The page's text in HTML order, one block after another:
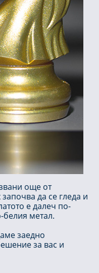
още от
да се гледа и
е далеч по-
белия метал.
заедно
за вас и